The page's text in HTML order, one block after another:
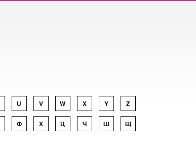
U V W X Y Z
Ф Х Ц Ч Ш Щ